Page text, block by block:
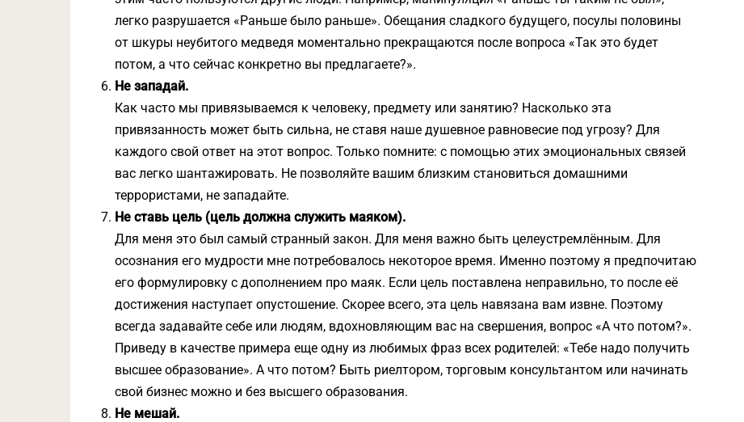
легко разрушается «Раньше было раньше». Обещания сладкого будущего, посулы половины
от шкуры неубитого медведя моментально прекращаются после вопроса «Так это будет
потом, а что сейчас конкретно вы предлагаете?».
Не западай.
Как часто мы привязываемся к человеку, предмету или занятию? Насколько эта
привязанность может быть сильна, не ставя наше душевное равновесие под угрозу? Для
каждого свой ответ на этот вопрос. Только помните: с помощью этих эмоциональных связей
вас легко шантажировать. Не позволяйте вашим близким становиться домашними
террористами, не западайте.
Не ставь цель (цель должна служить маяком).
Для меня это был самый странный закон. Для меня важно быть целеустремлённым. Для
осознания его мудрости мне потребовалось некоторое время. Именно поэтому я предпочитаю
его формулировку с дополнением про маяк. Если цель поставлена неправильно, то после её
достижения наступает опустошение. Скорее всего, эта цель навязана вам извне. Поэтому
всегда задавайте себе или людям, вдохновляющим вас на свершения, вопрос «А что потом?».
Приведу в качестве примера еще одну из любимых фраз всех родителей: «Тебе надо получить
высшее образование». А что потом? Быть риелтором, торговым консультантом или начинать
свой бизнес можно и без высшего образования.
Не мешай.